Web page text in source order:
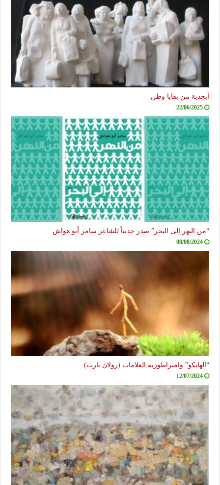
أبجدية من بقايا وطن
22/06/2025
“من النهر إلى البحر” صدر حديثاً للشاعر سامر أبو هواش
08/08/2024
“الهايكو” وامبراطورية العلامات (رولان بارت)
12/07/2024